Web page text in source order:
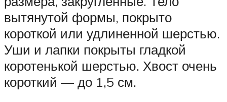
вытянутой формы, покрыто
короткой или удлиненной шерстью.
Уши и лапки покрыты гладкой
коротенькой шерстью. Хвост очень
короткий — до 1,5 см.